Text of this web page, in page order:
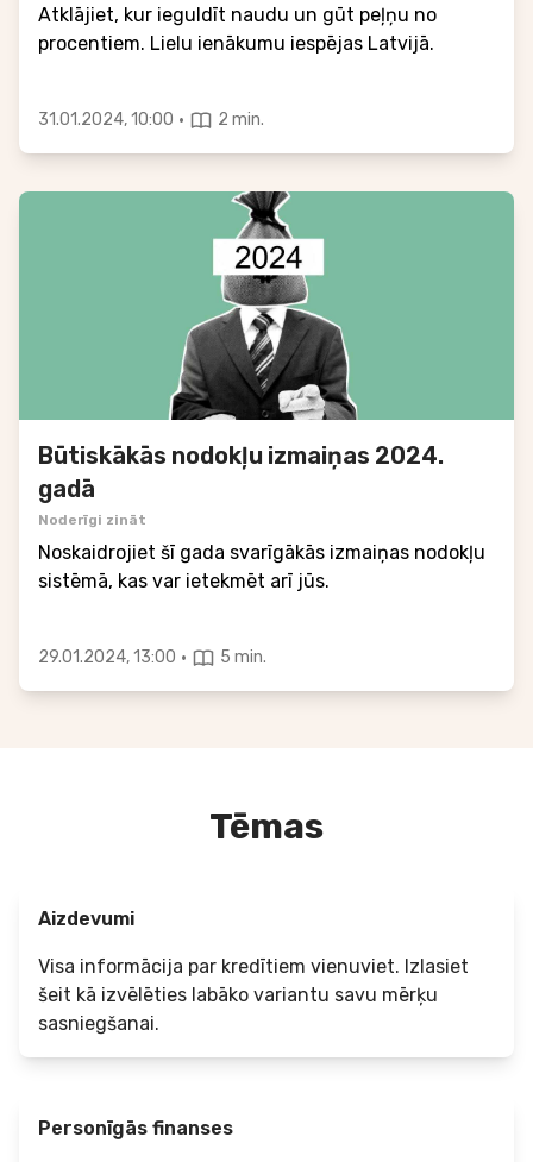
Atklājiet, kur ieguldīt naudu un gūt peļņu no
procentiem. Lielu ienākumu iespējas Latvijā.
31.01.2024, 10:00 · 2 min.
Būtiskākās nodokļu izmaiņas 2024.
gadā
Noderīgi zināt
Noskaidrojiet šī gada svarīgākās izmaiņas nodokļu
sistēmā, kas var ietekmēt arī jūs.
29.01.2024, 13:00 · 5 min.
Tēmas
Aizdevumi
Visa informācija par kredītiem vienuviet. Izlasiet
šeit kā izvēlēties labāko variantu savu mērķu
sasniegšanai.
Personīgās finanses